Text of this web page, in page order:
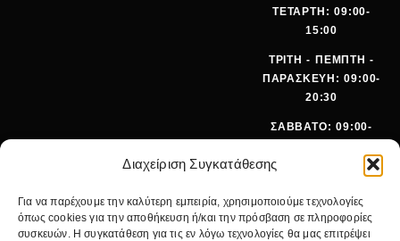
Διαχείριση Συγκατάθεσης
Για να παρέχουμε την καλύτερη εμπειρία, χρησιμοποιούμε τεχνολογίες
όπως cookies για την αποθήκευση ή/και την πρόσβαση σε πληροφορίες
συσκευών. Η συγκατάθεση για τις εν λόγω τεχνολογίες θα μας επιτρέψει
ΤΕΤΑΡΤΗ: 09:00-
15:00
ΤΡΙΤΗ - ΠΕΜΠΤΗ -
ΠΑΡΑΣΚΕΥΗ: 09:00-
20:30
ΣΑΒΒΑΤΟ: 09:00-
ΤΗΛΕΦ
ΩΝΟ:
+30 210
642 9062
EMA
SALES@PANOI